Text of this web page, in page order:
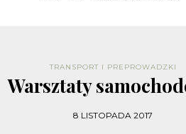
TRANSPORT I PREPROWADZKI
Warsztaty
8 LISTOPADA 2017